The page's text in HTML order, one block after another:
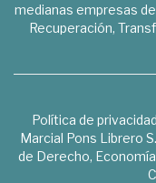
medianas empresas
Recuperación,
Política de privacidad
Marcial Pons Librero
de Derecho,